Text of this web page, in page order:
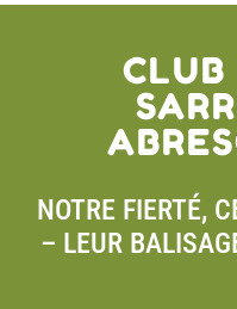
CLUB
NOTRE FIERTÉ,
– LEUR